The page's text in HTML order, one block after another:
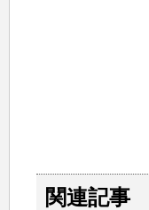
関連記事